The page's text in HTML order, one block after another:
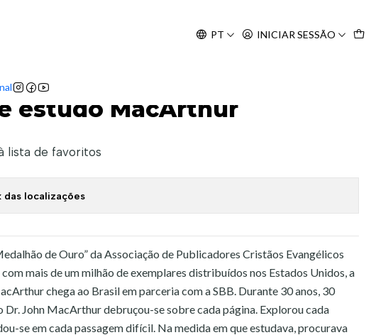
PT INICIAR SESSÃO
MacArthur
estudo MacArthur
lista de favoritos
localizações
de Ouro” da Associação de Publicadores Cristãos Evangélicos
com mais de um milhão de exemplares distribuídos nos Estados Unidos, a
chega ao Brasil em parceria com a SBB. Durante 30 anos, 30
Dr. John MacArthur debruçou-se sobre cada página. Explorou cada
se em cada passagem difícil. Na medida em que estudava, procurava